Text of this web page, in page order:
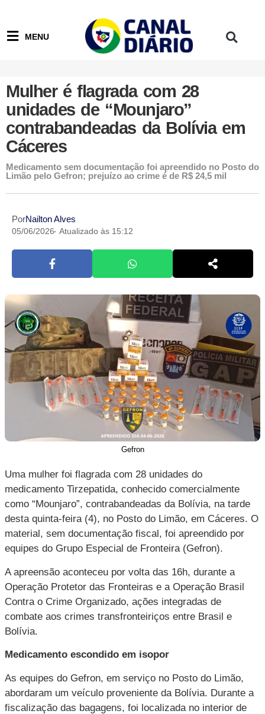
MENU
Mulher é flagrada com 28
unidades de “Mounjaro”
contrabandeadas da Bolívia em
Cáceres
Medicamento sem documentação foi apreendido no Posto do
Limão pelo Gefron; prejuízo ao crime é de R$ 24,5 mil
PorNailton Alves
05/06/2026 Atualizado às 15:12
Gefron
Uma mulher foi flagrada com 28 unidades do
medicamento Tirzepatida, conhecido comercialmente
como “Mounjaro”, contrabandeadas da Bolívia, na tarde
desta quinta-feira (4), no Posto do Limão, em Cáceres. O
material, sem documentação fiscal, foi apreendido por
equipes do Grupo Especial de Fronteira (Gefron).
A apreensão aconteceu por volta das 16h, durante a
Operação Protetor das Fronteiras e a Operação Brasil
Contra o Crime Organizado, ações integradas de
combate aos crimes transfronteiriços entre Brasil e
Bolívia.
Medicamento escondido em isopor
As equipes do Gefron, em serviço no Posto do Limão,
abordaram um veículo proveniente da Bolívia. Durante a
fiscalização das bagagens, foi localizada no interior de